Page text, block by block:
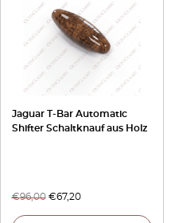
Jaguar T-Bar Automatic
Shifter Schaltknauf aus Holz
€96,00 €67,20